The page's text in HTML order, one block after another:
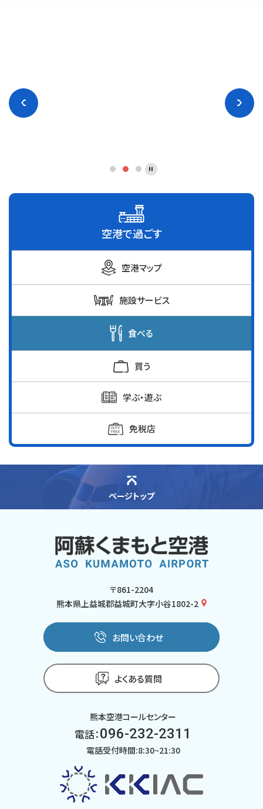
空港で過ごす
空港マップ
施設サービス
食べる
買う
学ぶ・遊ぶ
免税店
ページトップ
〒861-2204
熊本県上益城郡益城町大字小谷1802-2
お問い合わせ
よくある質問
熊本空港コールセンター
電話：096-232-2311
電話受付時間:8:30~21:30